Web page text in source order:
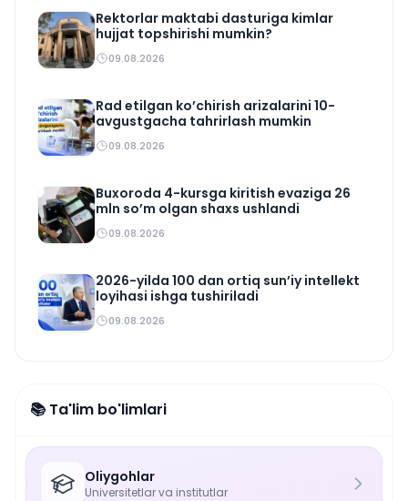
Rektorlar maktabi dasturiga kimlar
hujjat topshirishi mumkin?
09.08.2026
Rad etilgan ko’chirish arizalarini 10-
avgustgacha tahrirlash mumkin
09.08.2026
Buxoroda 4-kursga kiritish evaziga 26
mln so’m olgan shaxs ushlandi
09.08.2026
2026-yilda 100 dan ortiq sun’iy intellekt
loyihasi ishga tushiriladi
09.08.2026
📚 Ta'lim bo'limlari
Oliygohlar
Universitetlar va institutlar